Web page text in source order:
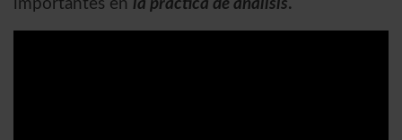
importantes en la práctica de análisis.